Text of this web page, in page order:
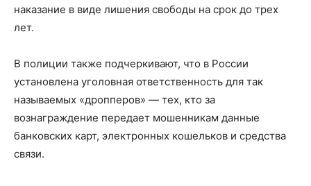
наказание в виде лишения свободы на срок до трех
лет.
В полиции также подчеркивают, что в России
установлена уголовная ответственность для так
называемых «дропперов» — тех, кто за
вознаграждение передает мошенникам данные
банковских карт, электронных кошельков и средства
связи.